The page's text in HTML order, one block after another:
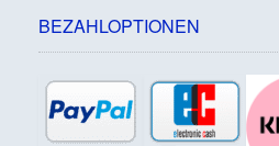
BEZAHLOPTIONEN